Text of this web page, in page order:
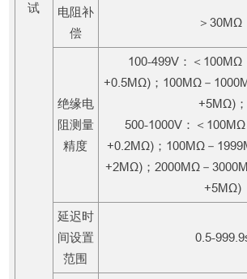
试
电阻补
偿
＞30MΩ
绝缘电
阻测量
精度
100-499V：＜100MΩ
+0.5MΩ)；100MΩ－
+5MΩ)；
500-1000V：＜
+0.2MΩ)；100MΩ－
+2MΩ)；2000MΩ－
+5MΩ)
延迟时
间设置
范围
0.5-